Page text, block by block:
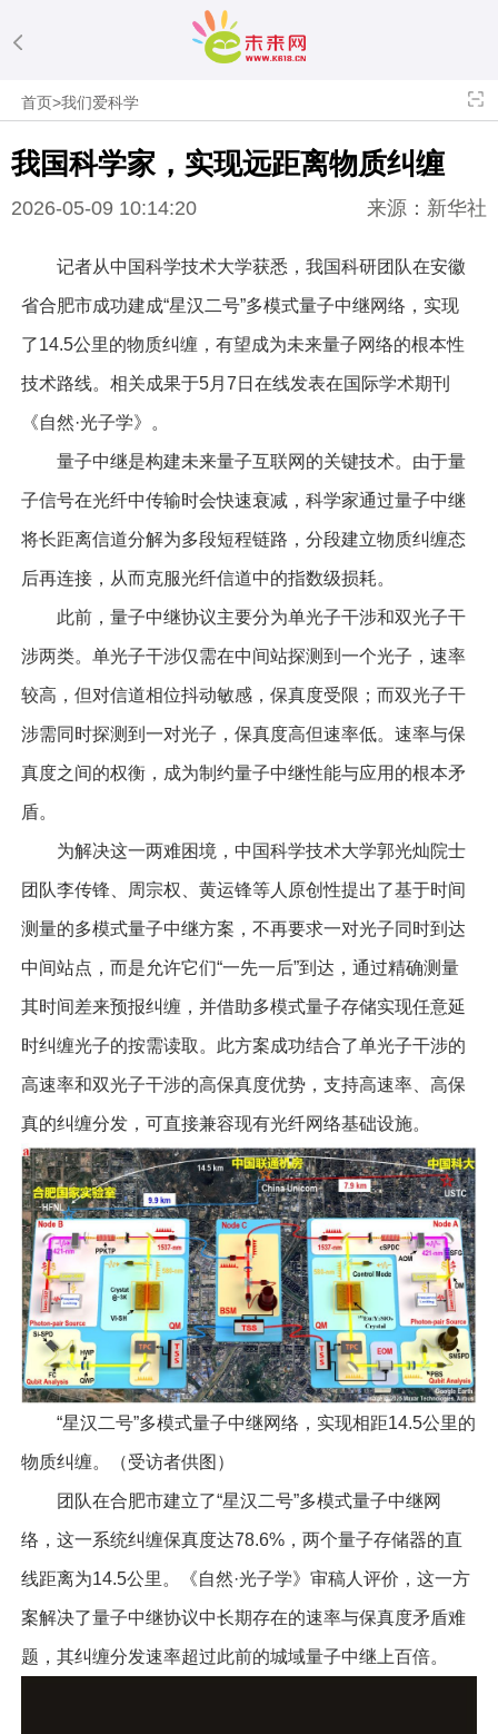
首页>我们爱科学
我国科学家，实现远距离物质纠缠
2026-05-09 10:14:20 来源：新华社
记者从中国科学技术大学获悉，我国科研团队在安徽
省合肥市成功建成“星汉二号”多模式量子中继网络，实现
了14.5公里的物质纠缠，有望成为未来量子网络的根本性
技术路线。相关成果于5月7日在线发表在国际学术期刊
《自然·光子学》。
量子中继是构建未来量子互联网的关键技术。由于量
子信号在光纤中传输时会快速衰减，科学家通过量子中继
将长距离信道分解为多段短程链路，分段建立物质纠缠态
后再连接，从而克服光纤信道中的指数级损耗。
此前，量子中继协议主要分为单光子干涉和双光子干
涉两类。单光子干涉仅需在中间站探测到一个光子，速率
较高，但对信道相位抖动敏感，保真度受限；而双光子干
涉需同时探测到一对光子，保真度高但速率低。速率与保
真度之间的权衡，成为制约量子中继性能与应用的根本矛
盾。
为解决这一两难困境，中国科学技术大学郭光灿院士
团队李传锋、周宗权、黄运锋等人原创性提出了基于时间
测量的多模式量子中继方案，不再要求一对光子同时到达
中间站点，而是允许它们“一先一后”到达，通过精确测量
其时间差来预报纠缠，并借助多模式量子存储实现任意延
时纠缠光子的按需读取。此方案成功结合了单光子干涉的
高速率和双光子干涉的高保真度优势，支持高速率、高保
真的纠缠分发，可直接兼容现有光纤网络基础设施。
“星汉二号”多模式量子中继网络，实现相距14.5公里的
物质纠缠。（受访者供图）
团队在合肥市建立了“星汉二号”多模式量子中继网
络，这一系统纠缠保真度达78.6%，两个量子存储器的直
线距离为14.5公里。《自然·光子学》审稿人评价，这一方
案解决了量子中继协议中长期存在的速率与保真度矛盾难
题，其纠缠分发速率超过此前的城域量子中继上百倍。